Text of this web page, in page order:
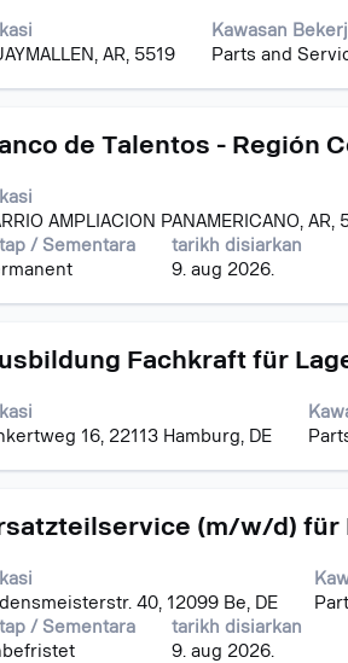
AR, 5519
Kawasan
Parts and
de Talentos - Región
AMPLIACION PANAMERICANO, AR,
/ Sementara
tarikh disiarkan
9. aug 2026.
Fachkraft für
16, 22113 Hamburg, DE
(m/w/d)
40, 12099 Be, DE
/ Sementara
tarikh disiarkan
9. aug 2026.